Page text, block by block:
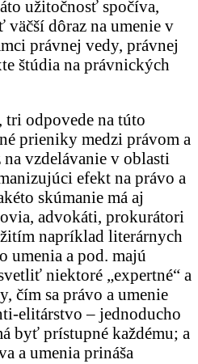
užitočnosť spočíva,
väčší dôraz na umenie v
právnej vedy, právnej
štúdia na právnických
, tri odpovede na túto
prieniky medzi právom a
vzdelávanie v oblasti
efekt na právo a
skúmanie má aj
advokáti, prokurátori
napríklad literárnych
umenia a pod. majú
niektoré „expertné“ a
čím sa právo a umenie
elitárstvo – jednoducho
byť prístupné každému; a
a umenia prináša